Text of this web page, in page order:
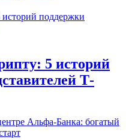
5 историй
Т-